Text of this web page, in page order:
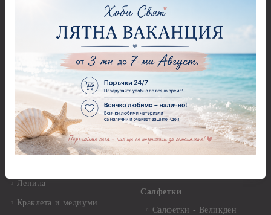
хартия Stamperia - 21 х
29.см. - 28гр.
Декупажна хартия - Други
Антични пасти
Грунд, Основи, Релефни
пасти
Варак, Шлак метал, Фолио,
Пантна
Лепила
Краклета и медиуми
Зимни
Рисуване
Грунд и почистващи
разтвори
Платна за рисуване
Стативи и поставки
Четки и инструменти
Моливи, акварелни
Салфетки
Салфетки - Великден